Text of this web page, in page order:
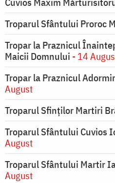
Troparul Sfântului Proroc
Tropar la Praznicul
Maicii Domnului - 14
Tropar la Praznicul
August
Troparul Sfinților Martiri
Troparul Sfântului Cuvios
August
Troparul Sfântului Martir
August